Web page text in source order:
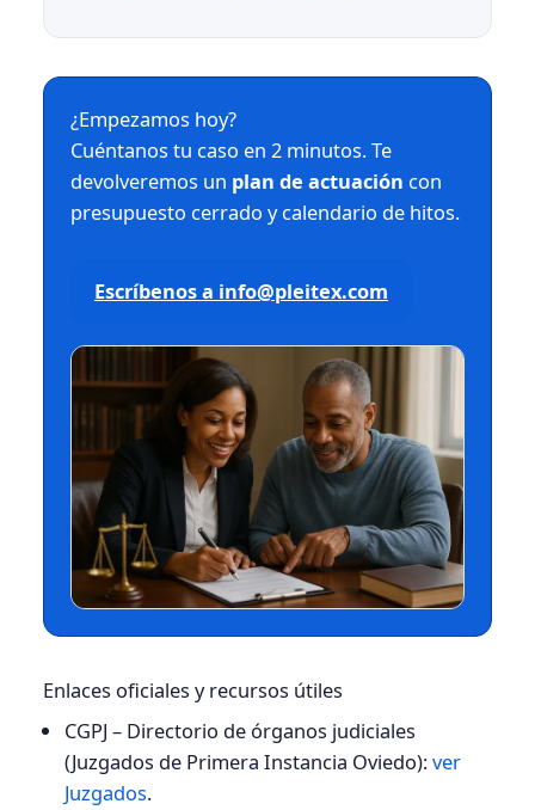
¿Empezamos hoy?
Cuéntanos tu caso en 2 minutos. Te
devolveremos un plan de actuación con
presupuesto cerrado y calendario de hitos.
Escríbenos a info@pleitex.com
Enlaces oficiales y recursos útiles
CGPJ – Directorio de órganos judiciales
(Juzgados de Primera Instancia Oviedo):ver
Juzgados.